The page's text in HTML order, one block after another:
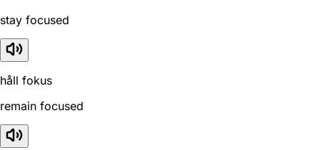
stay focused
håll fokus
remain focused